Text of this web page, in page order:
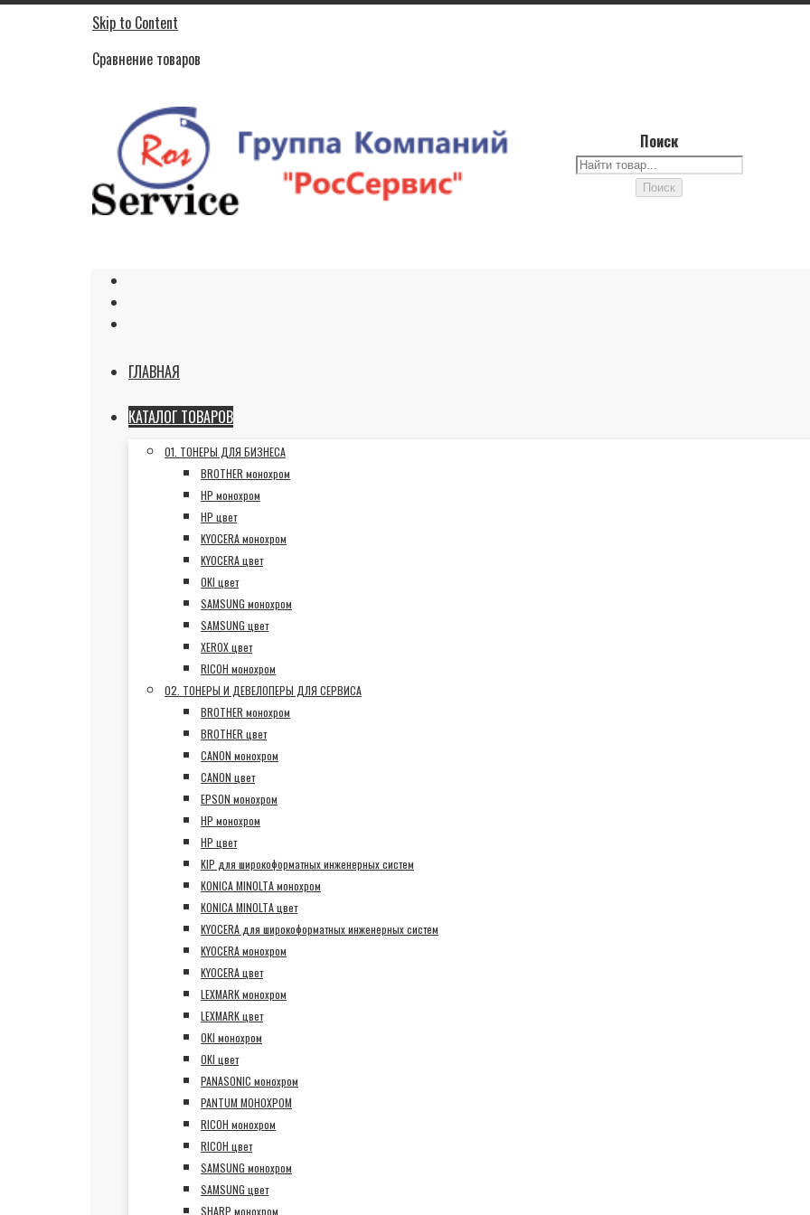
Skip to Content
Сравнение товаров
Поиск
Поиск
Поиск
ГЛАВНАЯ
КАТАЛОГ ТОВАРОВ
01. ТОНЕРЫ ДЛЯ БИЗНЕСА
BROTHER монохром
HP монохром
HP цвет
KYOCERA монохром
KYOCERA цвет
OKI цвет
SAMSUNG монохром
SAMSUNG цвет
XEROX цвет
RICOH монохром
02. ТОНЕРЫ И ДЕВЕЛОПЕРЫ ДЛЯ СЕРВИСА
BROTHER монохром
BROTHER цвет
CANON монохром
CANON цвет
EPSON монохром
HP монохром
HP цвет
KIP для широкоформатных инженерных систем
KONICA MINOLTA монохром
KONICA MINOLTA цвет
KYOCERA для широкоформатных инженерных систем
KYOCERA монохром
KYOCERA цвет
LEXMARK монохром
LEXMARK цвет
OKI монохром
OKI цвет
PANASONIC монохром
PANTUM МОНОХРОМ
RICOH монохром
RICOH цвет
SAMSUNG монохром
SAMSUNG цвет
SHARP монохром